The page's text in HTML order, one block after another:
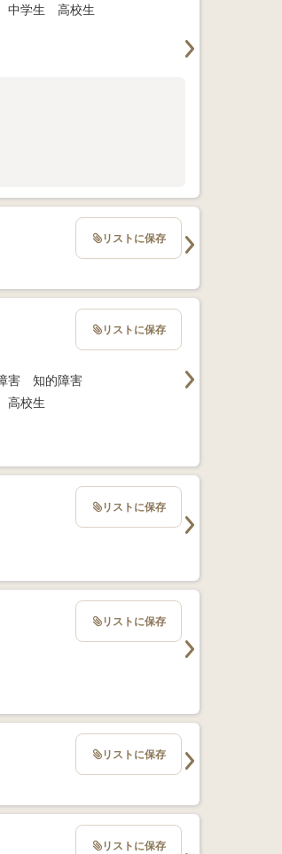
学生 高校生
リストに保存
害 知的障害
校生
リストに保存
リストに保存
リストに保存
リストに保存
リストに保存